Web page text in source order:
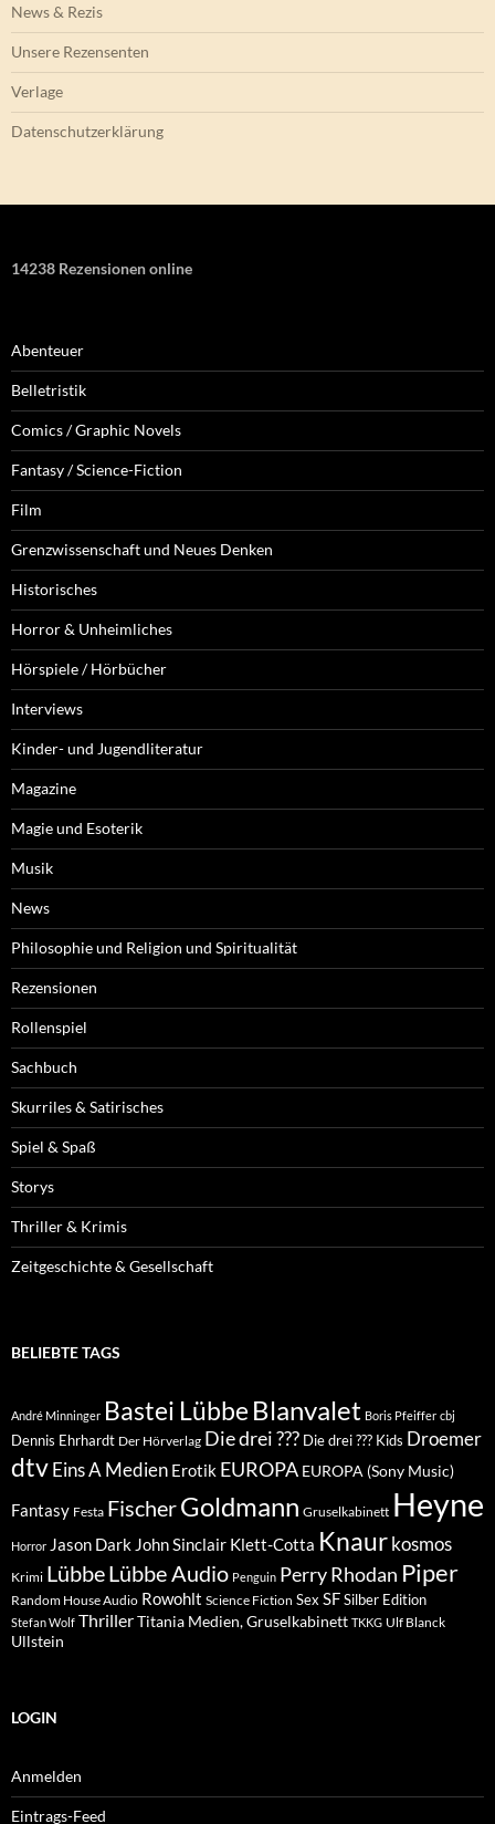
News & Rezis
Unsere Rezensenten
Verlage
Datenschutzerklärung
14238 Rezensionen online
Abenteuer
Belletristik
Comics / Graphic Novels
Fantasy / Science-Fiction
Film
Grenzwissenschaft und Neues Denken
Historisches
Horror & Unheimliches
Hörspiele / Hörbücher
Interviews
Kinder- und Jugendliteratur
Magazine
Magie und Esoterik
Musik
News
Philosophie und Religion und Spiritualität
Rezensionen
Rollenspiel
Sachbuch
Skurriles & Satirisches
Spiel & Spaß
Storys
Thriller & Krimis
Zeitgeschichte & Gesellschaft
BELIEBTE TAGS
André Minninger Bastei Lübbe Blanvalet Boris Pfeiffer cbj
Dennis Ehrhardt Der Hörverlag Die drei ??? Die drei ??? Kids Droemer
dtvEins A Medien Erotik EUROPA EUROPA (Sony Music)
Fantasy Festa FischerGoldmann Gruselkabinett Heyne
Horror Jason Dark John Sinclair Klett-Cotta Knaur kosmos
Krimi LübbeLübbe Audio Penguin Perry Rhodan Piper
Random House Audio Rowohlt Science Fiction Sex SFSilber Edition
Stefan Wolf ThrillerTitania Medien, Gruselkabinett TKKG Ulf Blanck
Ullstein
LOGIN
Anmelden
Eintrags-Feed